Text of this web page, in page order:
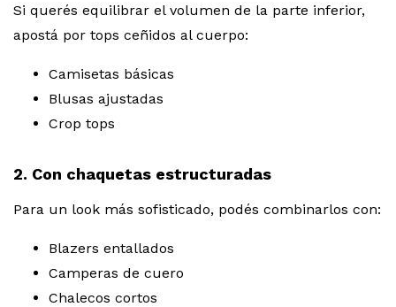
Si querés equilibrar el volumen de la parte inferior,
apostá por tops ceñidos al cuerpo:
Camisetas básicas
Blusas ajustadas
Crop tops
2. Con chaquetas estructuradas
Para un look más sofisticado, podés combinarlos con:
Blazers entallados
Camperas de cuero
Chalecos cortos